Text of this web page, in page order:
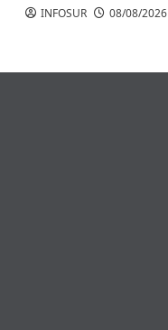
INFOSUR 08/08/2026